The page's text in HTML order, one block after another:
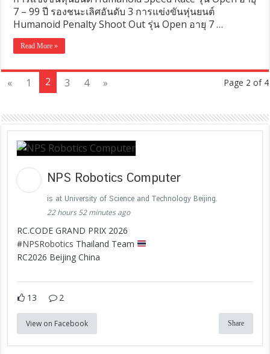
7 – 99 ปี รองชนะเลิศอันดับ 3 การแข่งขันหุ่นยนต์
Humanoid Penalty Shoot Out รุ่น Open อายุ 7 …
Read More »
Page 2 of 4
« 1 2 3 4 »
NPS Robotics Computer
is at University of Science and Technology Beijing.
22 hours 52 minutes ago
RC.CODE GRAND PRIX 2026
#NPSRobotics Thailand Team
RC2026 Beijing China
13 2
View on Facebook Share